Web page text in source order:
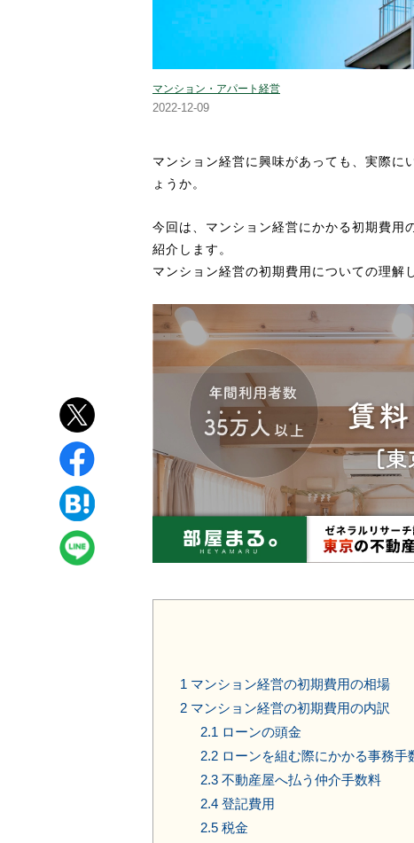
マンション・アパート経営
2022-12-09
マンション経営に興味があっても、実際に
ょうか。
今回は、マンション経営にかかる初期費用
紹介します。
マンション経営の初期費用についての理解
1 マンション経営の初期費用の相場
2 マンション経営の初期費用の内訳
2.1 ローンの頭金
2.2ローンを組む際にかかる事務手
2.3不動産屋へ払う仲介手数料
2.4登記費用
2.5税金